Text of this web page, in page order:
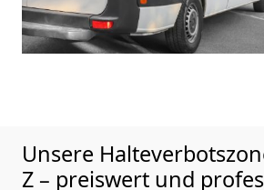
Unsere
Z – preiswert und